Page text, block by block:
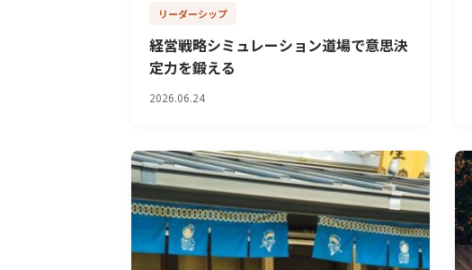
リーダーシップ
経営戦略シミュレーション道場で意思決
定力を鍛える
2026.06.24